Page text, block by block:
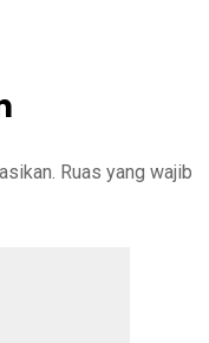
Ruas yang wajib